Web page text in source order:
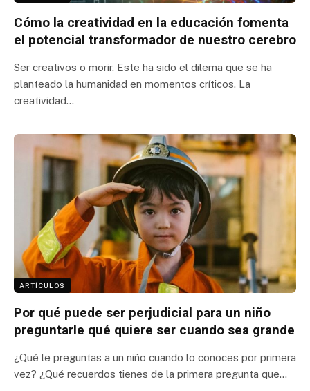
Cómo la creatividad en la educación fomenta
el potencial transformador de nuestro cerebro
Ser creativos o morir. Este ha sido el dilema que se ha
planteado la humanidad en momentos críticos. La
creatividad…
ARTÍCULOS
Por qué puede ser perjudicial para un niño
preguntarle qué quiere ser cuando sea grande
¿Qué le preguntas a un niño cuando lo conoces por primera
vez? ¿Qué recuerdos tienes de la primera pregunta que…